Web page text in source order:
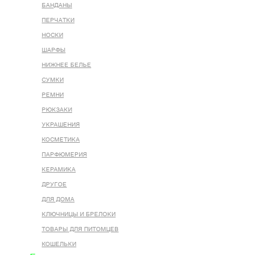
БАНДАНЫ
ПЕРЧАТКИ
НОСКИ
ШАРФЫ
НИЖНЕЕ БЕЛЬЕ
СУМКИ
РЕМНИ
РЮКЗАКИ
УКРАШЕНИЯ
КОСМЕТИКА
ПАРФЮМЕРИЯ
КЕРАМИКА
ДРУГОЕ
ДЛЯ ДОМА
КЛЮЧНИЦЫ И БРЕЛОКИ
ТОВАРЫ ДЛЯ ПИТОМЦЕВ
КОШЕЛЬКИ